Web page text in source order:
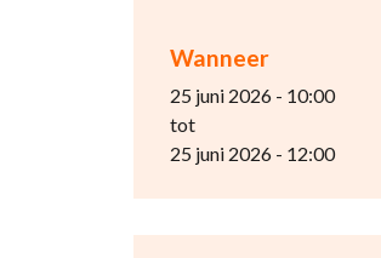
Wanneer
25 juni 2026 - 10:00
tot
25 juni 2026 - 12:00